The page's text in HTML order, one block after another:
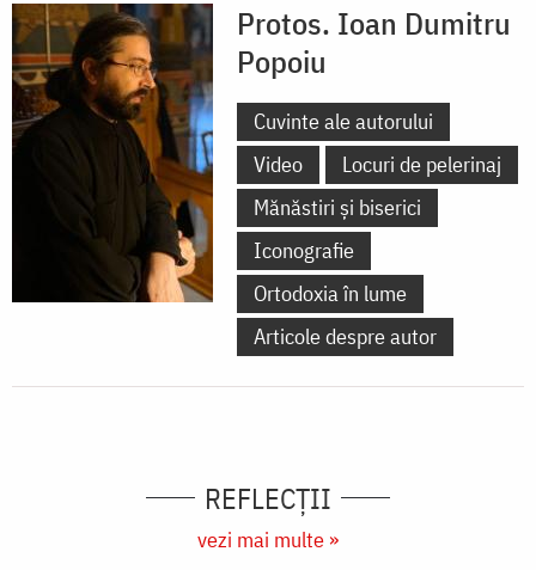
Protos. Ioan Dumitru
Popoiu
Cuvinte ale autorului
Video
Locuri de pelerinaj
Mănăstiri și biserici
Iconografie
Ortodoxia în lume
Articole despre autor
REFLECȚII
vezi mai multe »